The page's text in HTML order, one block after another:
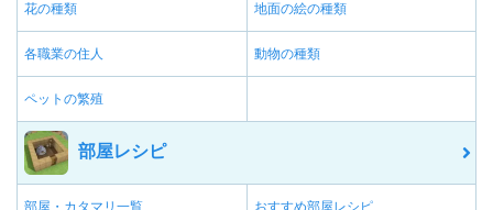
花の種類 地面の絵の種類
各職業の住人 動物の種類
ペットの繁殖
部屋レシピ